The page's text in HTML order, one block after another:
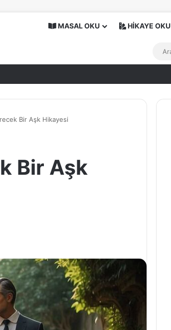
MASAL OKU HİKAYE OKU
Bir Aşk Hikayesi
Bir Aşk